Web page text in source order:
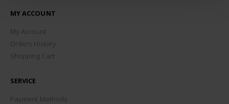
MY ACCOUNT
My Account
Orders History
Shopping Cart
SERVICE
Payment Methods